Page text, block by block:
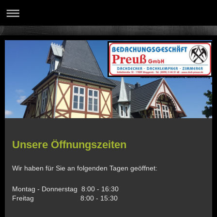
Referenzobjekt: Pferdemarktvilla, Neubrandenburg
Unsere Öffnungszeiten
Wir haben für Sie an folgenden Tagen geöffnet:
Montag - Donnerstag 8:00 - 16:30
Freitag 8:00 - 15:30